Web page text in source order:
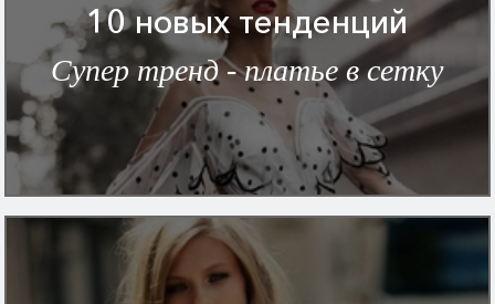
10 новых тенденций
Супер тренд - платье в сетку